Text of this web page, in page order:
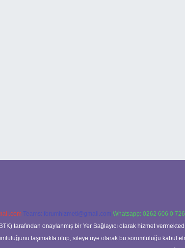
Teams: forumhizmeti@gmail.com Whatsapp: 0262 606 0 726
tarafından onaylanmış bir Yer Sağlayıcı olarak hizmet
taşımakta olup, siteye üye olarak bu sorumluluğu kabul